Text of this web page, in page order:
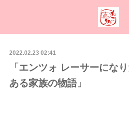
2022.02.23 02:41
「エンツォ レーサーにな
ある家族の物語」